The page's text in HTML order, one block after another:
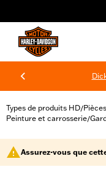
Types de produits HD/Pièces
Peinture et carrosserie/
Assurez-vous que